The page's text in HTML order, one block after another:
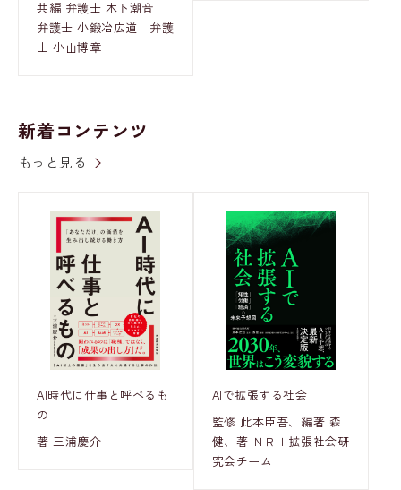
共編 弁護士 木下潮音
弁護士 小鍛冶広道 弁護
士 小山博章
新着コンテンツ
もっと見る
AI時代に仕事と呼べるも
の
著 三浦慶介
AIで拡張する社会
監修 此本臣吾、編著 森
健、著 ＮＲＩ拡張社会研
究会チーム